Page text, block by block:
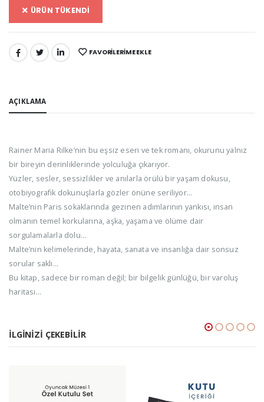
ÜRÜN TÜKENDİ
PAYLAŞ: FAVORILERIME EKLE
AÇIKLAMA
Rainer Maria Rilke’nin bu eşsiz eseri ve tek romanı, okurunu yalnız
bir bireyin derinliklerinde yolculuğa çıkarıyor.
Yüzler, sesler, sessizlikler ve anılarla örülü bir yaşam dokusu,
otobiyografik dokunuşlarla gözler önüne seriliyor…
Malte’nin Paris sokaklarında gezinen adımlarının yankısı, insan
olmanın temel korkularına, aşka, yaşama ve ölüme dair
sorgulamalarla dolu…
Malte’nin kelimelerinde, hayata, sanata ve insanlığa dair sonsuz
sorular saklı…
Bu kitap, sadece bir roman değil; bir bilgelik günlüğü, bir varoluş
haritası…
İLGINIZI ÇEKEBILIR